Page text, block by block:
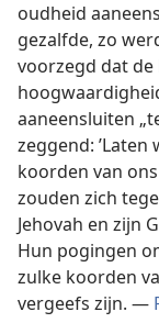
oudheid
gezalfde, zo
voorzegd dat
aaneensluiten
zeggend:
koorden van
zouden zich
Jehovah en zijn
Hun pogingen
zulke koorden
vergeefs zijn. —